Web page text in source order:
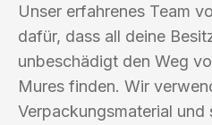
Unser erfahrenes Team
dafür, dass all deine
unbeschädigt den Weg
Mures finden. Wir
Verpackungsmaterial und